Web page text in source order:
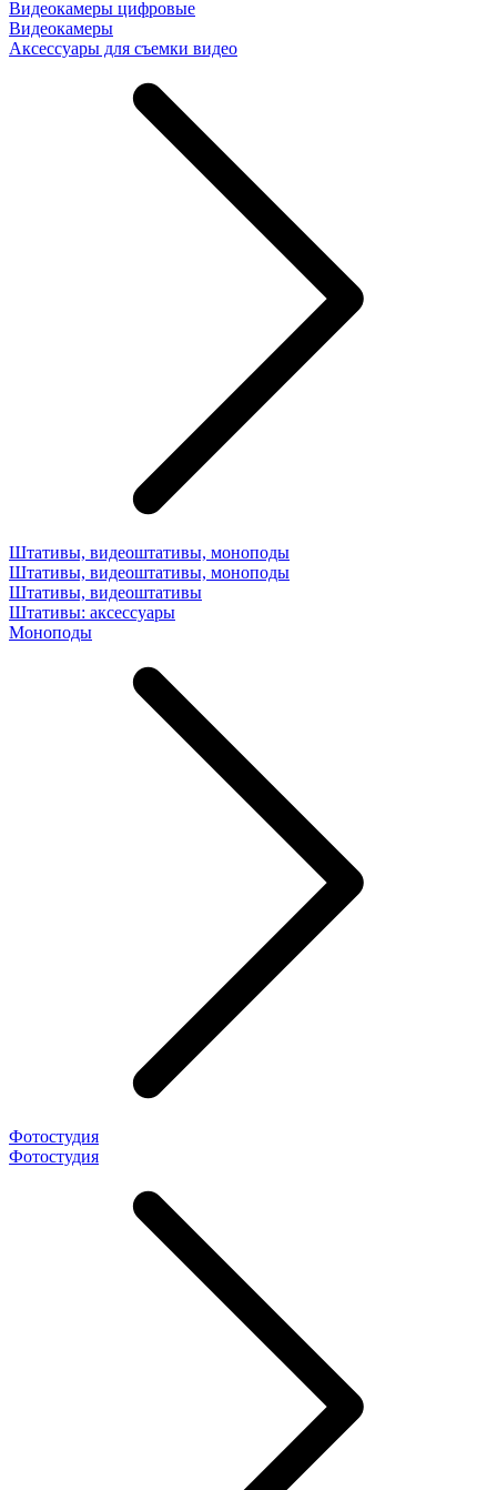
Видеокамеры цифровые
Видеокамеры
Аксессуары для съемки видео
Штативы, видеоштативы, моноподы
Штативы, видеоштативы, моноподы
Штативы, видеоштативы
Штативы: аксессуары
Моноподы
Фотостудия
Фотостудия